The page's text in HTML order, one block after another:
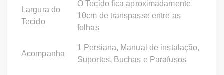
Largura do
Tecido
O Tecido fica aproximadamente
10cm de transpasse entre as
folhas
Acompanha
1 Persiana, Manual de instalação,
Suportes, Buchas e Parafusos